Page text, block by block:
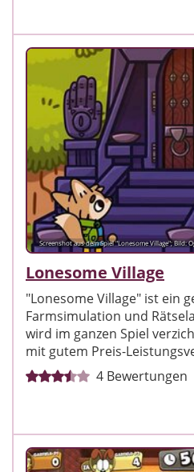
Screenshot aus dem Spiel "Lonesome Village"; Bild:
Lonesome Village
"Lonesome Village" ist ein
Farmsimulation und
wird im ganzen Spiel
mit gutem Preis-
4 Bewertungen